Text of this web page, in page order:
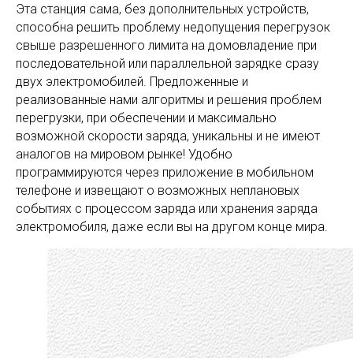
Эта станция сама, без дополнительных устройств,
способна решить проблему недопущения перегрузок
свыше разрешенного лимита на домовладение при
последовательной или параллельной зарядке сразу
двух электромобилей. Предложенные и
реализованные нами алгоритмы и решения проблем
перегрузки, при обеспечении и максимально
возможной скорости заряда, уникальны и не имеют
аналогов на мировом рынке! Удобно
программируются через приложение в мобильном
телефоне и извещают о возможных неплановых
событиях с процессом заряда или хранения заряда
электромобиля, даже если вы на другом конце мира.